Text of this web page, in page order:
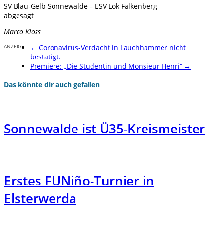
SV Blau-Gelb Sonnewalde – ESV Lok Falkenberg
abgesagt
Marco Kloss
ANZEIGE ← Coronavirus-Verdacht in Lauchhammer nicht
bestätigt.
Premiere: „Die Studentin und Monsieur Henri“ →
Das könnte dir auch gefallen
Sonnewalde ist Ü35-Kreismeister
Erstes FUNiño-Turnier in
Elsterwerda